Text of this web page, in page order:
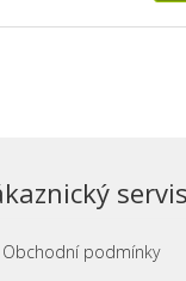
servis
Obchodní podmínky